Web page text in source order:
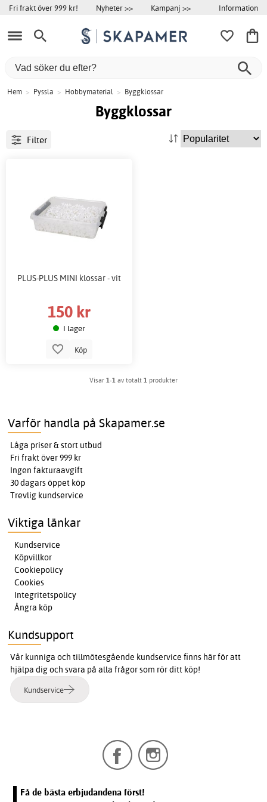
Fri frakt över 999 kr! Nyheter >> Kampanj >> Information
Hem > Pyssla > Hobbymaterial > Byggklossar
Byggklossar
Filter
PLUS-PLUS MINI klossar - vit
150 kr
I lager
Köp
Visar 1-1 av totalt 1 produkter
Varför handla på Skapamer.se
Låga priser & stort utbud
Fri frakt över 999 kr
Ingen fakturaavgift
30 dagars öppet köp
Trevlig kundservice
Viktiga länkar
Kundservice
Köpvillkor
Cookiepolicy
Cookies
Integritetspolicy
Ångra köp
Kundsupport
Vår kunniga och tillmötesgående kundservice finns här för att
hjälpa dig och svara på alla frågor som rör ditt köp!
Kundservice
Få de bästa erbjudandena först!